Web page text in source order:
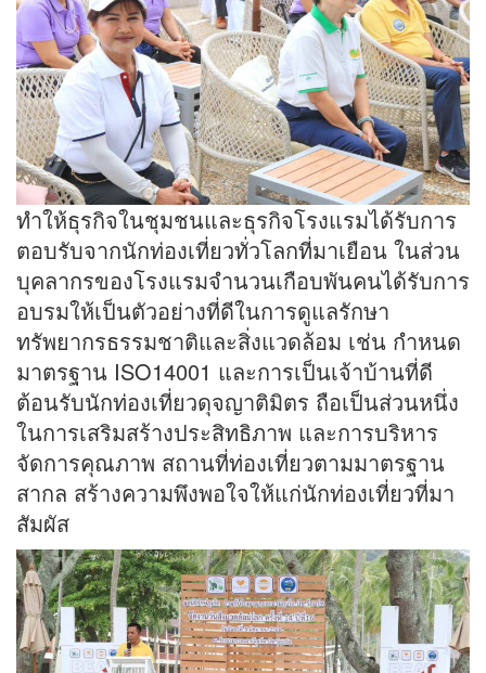
ทำให้ธุรกิจในชุมชนและธุรกิจโรงแรมได้รับการ
ตอบรับจากนักท่องเที่ยวทั่วโลกที่มาเยือน ในส่วน
บุคลากรของโรงแรมจำนวนเกือบพันคนได้รับการ
อบรมให้เป็นตัวอย่างที่ดีในการดูแลรักษา
ทรัพยากรธรรมชาติและสิ่งแวดล้อม เช่น กำหนด
มาตรฐาน ISO14001 และการเป็นเจ้าบ้านที่ดี
ต้อนรับนักท่องเที่ยวดุจญาติมิตร ถือเป็นส่วนหนึ่ง
ในการเสริมสร้างประสิทธิภาพ และการบริหาร
จัดการคุณภาพ สถานที่ท่องเที่ยวตามมาตรฐาน
สากล สร้างความพึงพอใจให้แก่นักท่องเที่ยวที่มา
สัมผัส